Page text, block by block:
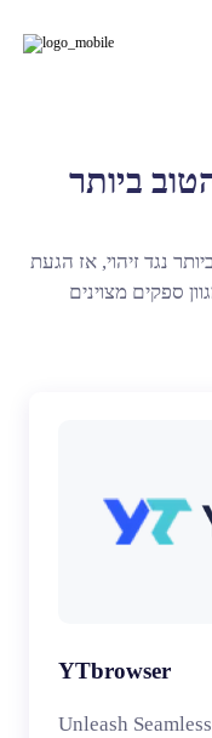
ביותר
נגד זיהוי, אז הגעת
YTbrowser
Unleash